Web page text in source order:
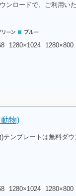
ンロードで、ご利用い
1280×1024
1280×800
物)
テンプレートは無料ダ
1280×1024
1280×800